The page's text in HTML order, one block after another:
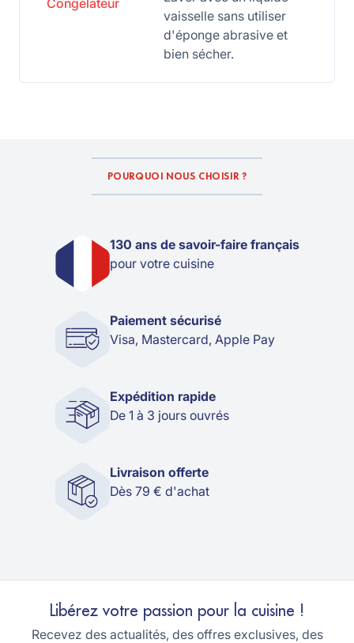
Congélateur
vaisselle sans utiliser
d'éponge abrasive et
bien sécher.
POURQUOI NOUS CHOISIR ?
130 ans de savoir-faire français
pour votre cuisine
Paiement sécurisé
Visa, Mastercard, Apple Pay
Expédition rapide
De 1 à 3 jours ouvrés
Livraison offerte
Dès 79 € d'achat
Libérez votre passion pour la cuisine !
Recevez des actualités, des offres exclusives, des